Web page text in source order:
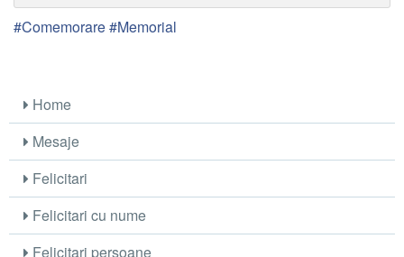
#Comemorare #Memorial
Home
Mesaje
Felicitari
Felicitari cu nume
Felicitari persoane